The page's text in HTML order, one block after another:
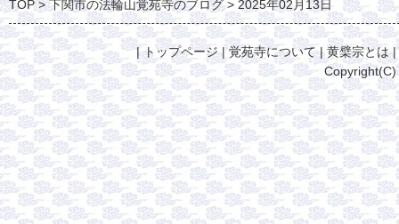
TOP 下関市の法輪山覚苑寺のブログ 2025年02月13日
|トップページ |覚苑寺について| 黄檗宗とは|